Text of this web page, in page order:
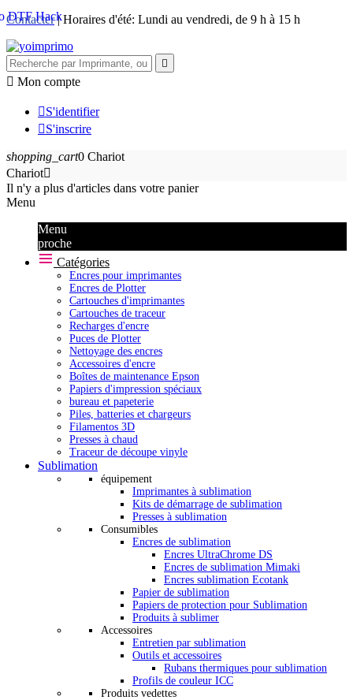
Contacter| Horaires d'été: Lundi au vendredi, de 9 h à 15 h

 Mon compte
S'identifier
S'inscrire
shopping_cart0 Chariot
Chariot
Il n'y a plus d'articles dans votre panier
Menu
Menu
proche
Catégories
Encres pour imprimantes
Encres de Plotter
Cartouches d'imprimantes
Cartouches de traceur
Recharges d'encre
Puces de Plotter
Nettoyage des encres
Accessoires d'encre
Boîtes de maintenance Epson
Papiers d'impression spéciaux
bureau et papeterie
Piles, batteries et chargeurs
Filamentos 3D
Presses à chaud
Traceur de découpe vinyle
Sublimation
équipement
Imprimantes à sublimation
Kits de démarrage de sublimation
Presses à sublimation
Consumibles
Encres de sublimation
Encres UltraChrome DS
Encres de sublimation Mimaki
Encres sublimation Ecotank
Papier de sublimation
Papiers de protection pour Sublimation
Produits à sublimer
Accessoires
Entretien par sublimation
Outils et accessoires
Rubans thermiques pour sublimation
Profils de couleur ICC
Produits vedettes